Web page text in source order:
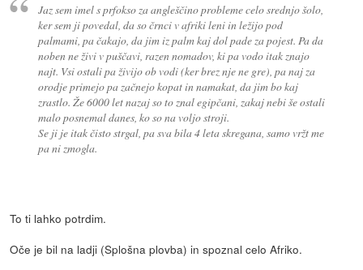
Jaz sem imel s prfokso za angleščino probleme celo srednjo šolo,
ker sem ji povedal, da so črnci v afriki leni in ležijo pod
palmami, pa čakajo, da jim iz palm kaj dol pade za pojest. Pa da
noben ne živi v puščavi, razen nomadov, ki pa vodo itak znajo
najt. Vsi ostali pa živijo ob vodi (ker brez nje ne gre), pa naj za
orodje primejo pa začnejo kopat in namakat, da jim bo kaj
zrastlo. Že 6000 let nazaj so to znal egipčani, zakaj nebi še ostali
malo posnemal danes, ko so na voljo stroji.
Se ji je itak čisto strgal, pa sva bila 4 leta skregana, samo vržt me
pa ni zmogla.
To ti lahko potrdim.
Oče je bil na ladji (Splošna plovba) in spoznal celo Afriko.